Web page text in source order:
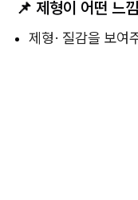
📌 제형이 어떤 느
제형· 질감을 보여